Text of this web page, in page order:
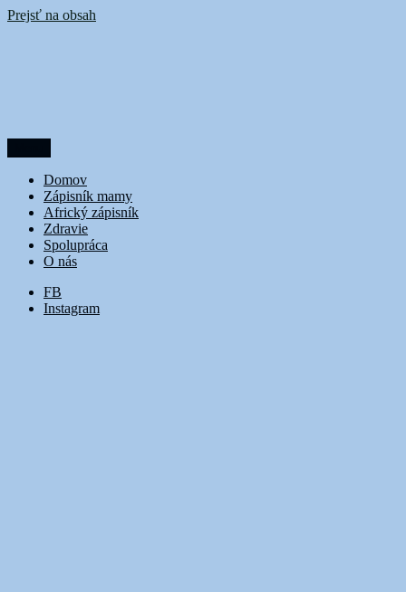
Prejsť na obsah
DoubleTrouble
Domov
Zápisník mamy
Africký zápisník
Zdravie
Spolupráca
O nás
FB
Instagram